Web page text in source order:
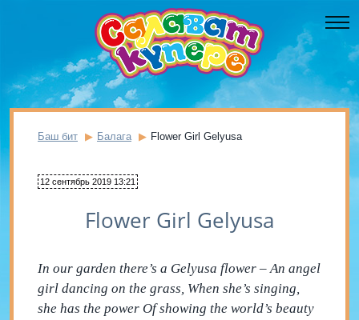
Баш бит Балага Flower Girl Gelyusa
12 сентябрь 2019 13:21
Flower Girl Gelyusa
In our garden there’s a Gelyusa flower – An angel
girl dancing on the grass, When she’s singing,
she has the power Of showing the world’s beauty